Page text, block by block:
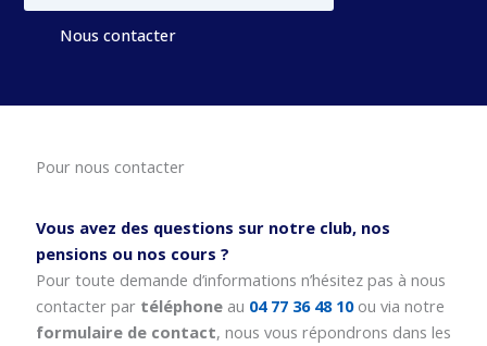
Nous contacter
Pour nous contacter
Vous avez des questions sur notre club, nos
pensions ou nos cours ?
Pour toute demande d’informations n’hésitez pas à nous
contacter par téléphoneau 04 77 36 48 10 ou via notre
formulaire de contact, nous vous répondrons dans les